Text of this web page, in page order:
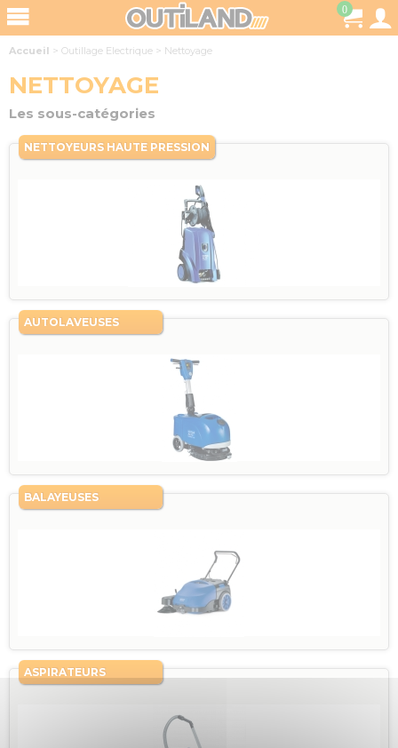
0
Accueil > Outillage Electrique > Nettoyage
NETTOYAGE
Les sous-catégories
NETTOYEURS HAUTE PRESSION
AUTOLAVEUSES
BALAYEUSES
ASPIRATEURS